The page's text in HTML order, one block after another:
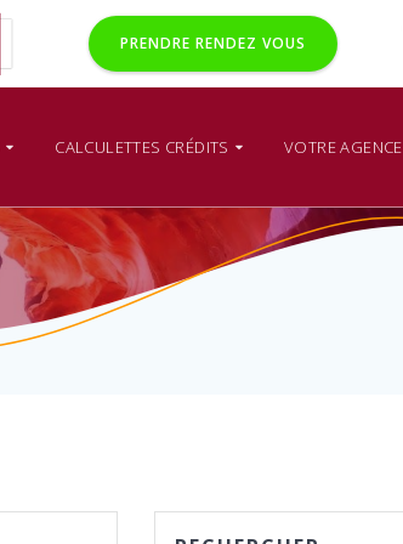
PRENDRE RENDEZ VOUS
CALCULETTES CRÉDITS VOTRE AGENCE